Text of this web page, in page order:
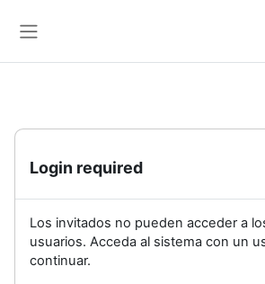
Login required
Los invitados no pueden acceder a
usuarios. Acceda al sistema con un
continuar.